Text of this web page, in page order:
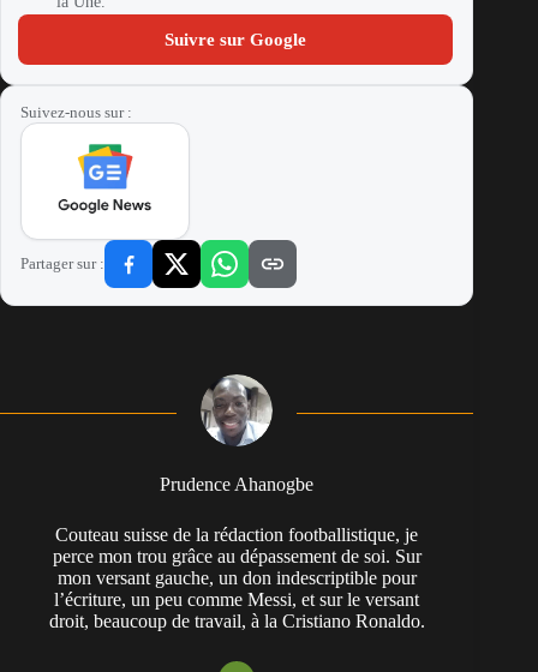
Suivre sur Google
Suivez-nous sur :
Partager sur :
Prudence Ahanogbe
Couteau suisse de la rédaction footballistique, je
perce mon trou grâce au dépassement de soi. Sur
mon versant gauche, un don indescriptible pour
l’écriture, un peu comme Messi, et sur le versant
droit, beaucoup de travail, à la Cristiano Ronaldo.